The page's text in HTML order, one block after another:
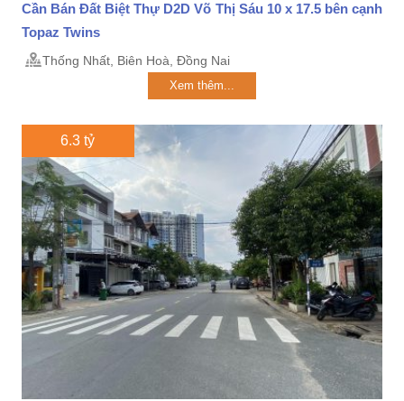
Cần Bán Đất Biệt Thự D2D Võ Thị Sáu 10 x 17.5 bên cạnh
Topaz Twins
Thống Nhất, Biên Hoà, Đồng Nai
Xem thêm...
6.3 tỷ